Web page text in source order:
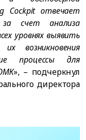
Cockpit отвечает
счет анализа
уровнях выявить
возникновения
процессы для
», – подчеркнул
директора